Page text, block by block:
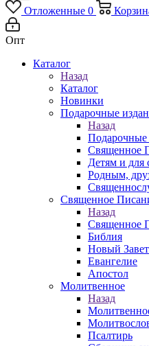
Отложенные 0
Опт
Каталог
Назад
Каталог
Новинки
Подарочные
Назад
Подарочные
Священное
Детям и для
Родным,
Священное
Назад
Священное
Библия
Новый Завет
Евангелие
Апостол
Молитвенное
Назад
Псалтирь